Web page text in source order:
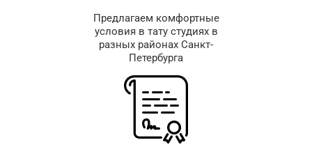
Предлагаем комфортные
условия в тату студиях в
разных районах Санкт-
Петербурга